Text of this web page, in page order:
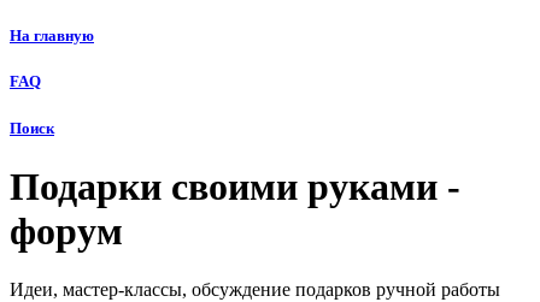
На главную
FAQ
Поиск
Подарки своими руками -
форум
Идеи, мастер-классы, обсуждение подарков ручной работы